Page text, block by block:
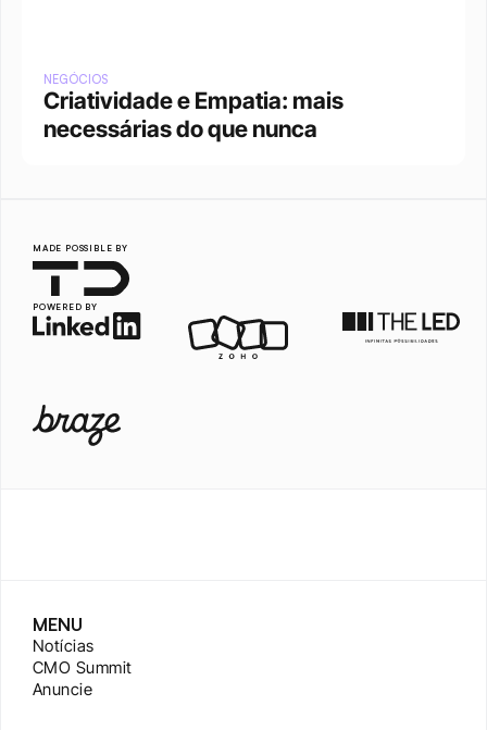
NEGÓCIOS
Criatividade e Empatia: mais
necessárias do que nunca
MADE POSSIBLE BY
POWERED BY
MENU
Notícias
CMO Summit
Anuncie